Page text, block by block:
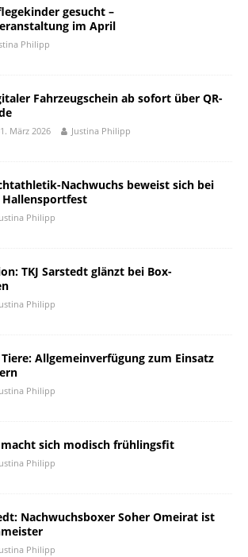
gesucht –
im April
Philipp
Fahrzeugschein ab sofort über QR-
März 2026 Justina Philipp
Nachwuchs beweist sich bei
Philipp
TKJ Sarstedt glänzt bei Box-
Philipp
Allgemeinverfügung zum Einsatz
Philipp
sich modisch frühlingsfit
Philipp
Nachwuchsboxer Soher Omeirat ist
Philipp